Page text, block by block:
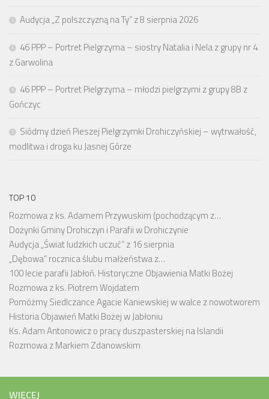
Audycja „Z polszczyzną na Ty” z 8 sierpnia 2026
46 PPP – Portret Pielgrzyma – siostry Natalia i Nela z grupy nr 4
z Garwolina
46 PPP – Portret Pielgrzyma – młodzi pielgrzymi z grupy 8B z
Gończyc
Siódmy dzień Pieszej Pielgrzymki Drohiczyńskiej – wytrwałość,
modlitwa i droga ku Jasnej Górze
TOP 10
Rozmowa z ks. Adamem Przywuskim (pochodzącym z…
Dożynki Gminy Drohiczyn i Parafii w Drohiczynie
Audycja „Świat ludzkich uczuć” z 16 sierpnia
„Dębowa” rocznica ślubu małżeństwa z…
100 lecie parafii Jabłoń. Historyczne Objawienia Matki Bożej
Rozmowa z ks. Piotrem Wojdatem
Pomóżmy Siedlczance Agacie Kaniewskiej w walce z nowotworem
Historia Objawień Matki Bożej w Jabłoniu
Ks. Adam Antonowicz o pracy duszpasterskiej na Islandii
Rozmowa z Markiem Zdanowskim
WIĘCEJ